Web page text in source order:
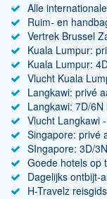
Alle
Ruim- en
Vertrek Brussel
Kuala Lumpur:
Kuala Lumpur:
Vlucht Kuala
Langkawi: privé
Langkawi: 7D/
Vlucht Langkawi
Singapore: privé
SIngapore: 3D/
Goede hotels op
Dagelijks ontbijt-
H-Travelz